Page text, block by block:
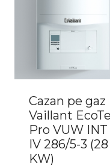
Cazan pe gaz
Vaillant
Pro VUW INT
IV 286/5-3 (28
KW)